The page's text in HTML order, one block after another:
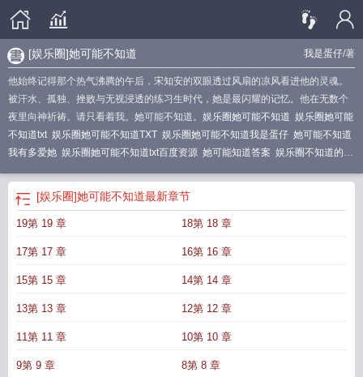
我是蛋仔/著
[娱乐圈]她可能不知道
他始终记得那个热气沸腾的午后，宋知安的双眼透过风扇的凉风看进他的灵魂。
被汗水、孤独、挫败与无视浸透的练习生时代，她是最闪耀的记忆。他在无数个
夜里向神祈祷。请只看着我。她可能不知道。 娱乐圈她可能不知道 娱乐圈她可能
不知道txt 娱乐圈她可能不知道TXT 娱乐圈她可能不知道我是蛋仔 她可能不知道
我有多爱她 娱乐圈她可能不知道txt百度资源 她可能知道答案 娱乐圈不知道的秘
[娱乐圈]她可能不知道最新章节
19第 19 章 18第 18 章
17第 17 章 16第 16 章
15第 15 章 14第 14 章
13第 13 章 12第 12 章
11第 11 章 10第 10 章
9第 9 章 8第 8 章